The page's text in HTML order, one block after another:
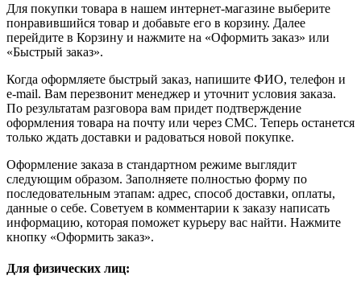
Для покупки товара в нашем интернет-магазине выберите
понравившийся товар и добавьте его в корзину. Далее
перейдите в Корзину и нажмите на «Оформить заказ» или
«Быстрый заказ».
Когда оформляете быстрый заказ, напишите ФИО, телефон и
e-mail. Вам перезвонит менеджер и уточнит условия заказа.
По результатам разговора вам придет подтверждение
оформления товара на почту или через СМС. Теперь останется
только ждать доставки и радоваться новой покупке.
Оформление заказа в стандартном режиме выглядит
следующим образом. Заполняете полностью форму по
последовательным этапам: адрес, способ доставки, оплаты,
данные о себе. Советуем в комментарии к заказу написать
информацию, которая поможет курьеру вас найти. Нажмите
кнопку «Оформить заказ».
Для физических лиц: